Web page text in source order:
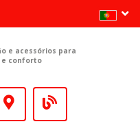
e acessórios para
e conforto